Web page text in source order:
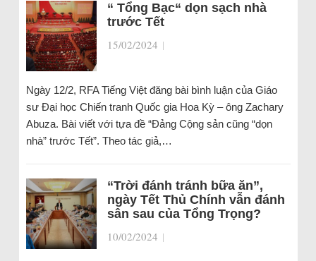
“ Tổng Bạc“ dọn sạch nhà
trước Tết
15/02/2024 |
Ngày 12/2, RFA Tiếng Việt đăng bài bình luận của Giáo
sư Đại học Chiến tranh Quốc gia Hoa Kỳ – ông Zachary
Abuza. Bài viết với tựa đề “Đảng Cộng sản cũng “dọn
nhà” trước Tết”. Theo tác giả,…
“Trời đánh tránh bữa ăn”,
ngày Tết Thủ Chính vẫn đánh
sân sau của Tổng Trọng?
10/02/2024 |